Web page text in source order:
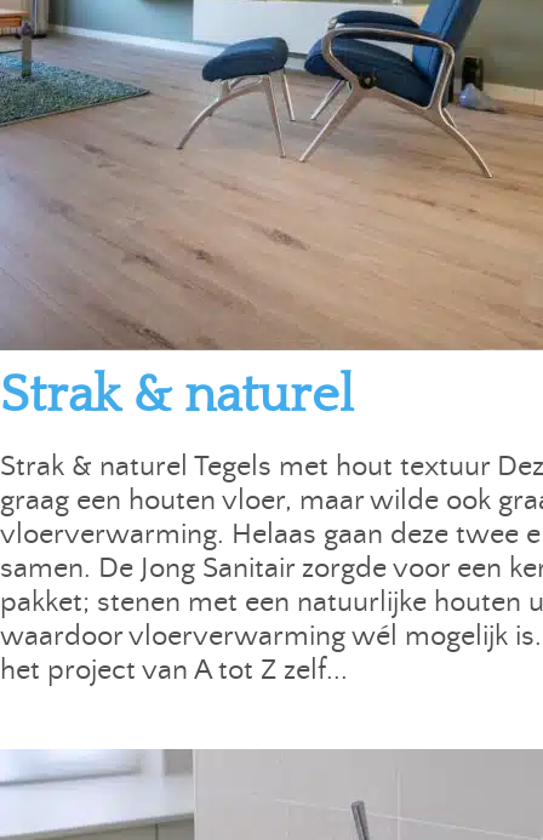
Strak & naturel
Strak & naturel Tegels met hout textuur
graag een houten vloer, maar wilde ook
vloerverwarming. Helaas gaan deze twee
samen. De Jong Sanitair zorgde voor een
pakket; stenen met een natuurlijke houten
waardoor vloerverwarming wél mogelijk is.
het project van A tot Z zelf...